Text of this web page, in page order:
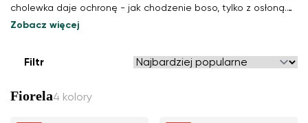
cholewka daje ochronę - jak chodzenie boso, tylko z osłoną.
Twoja para na złotą jesień.
Zobacz więcej
Filtr
Fiorela4 kolory